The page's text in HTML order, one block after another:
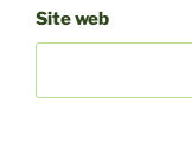
Site web